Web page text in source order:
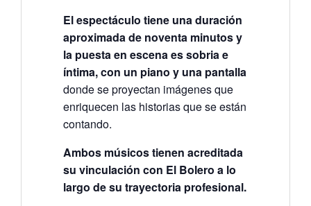
El espectáculo tiene una duración
aproximada de noventa minutos y
la puesta en escena es sobria e
íntima, con un piano y una pantalla
donde se proyectan imágenes que
enriquecen las historias que se están
contando.
Ambos músicos tienen acreditada
su vinculación con El Bolero a lo
largo de su trayectoria profesional.